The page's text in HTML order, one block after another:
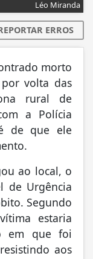
Léo Miranda
ERROS
morto
volta das
rural de
a Polícia
de que ele
ao local, o
de Urgência
Segundo
estaria
em que foi
aos